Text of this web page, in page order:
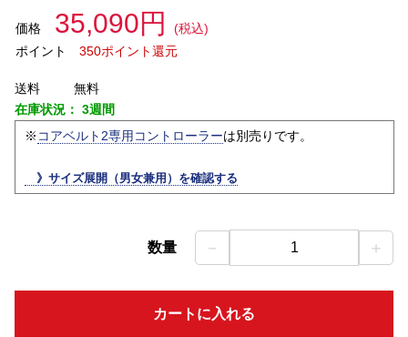
価格 35,090円
(税込)
ポイント
350ポイント還元
送料
無料
在庫状況： 3週間
※ コアベルト2専用コントローラーは別売りです。
》サイズ展開（男女兼用）を確認する
数量 － 1 ＋
カートに入れる